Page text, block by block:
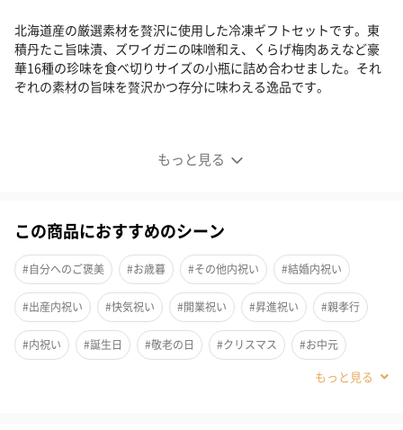
もっと見る
北海道産の厳選素材を贅沢に使用した冷凍ギフトセットです。東
積丹たこ旨味漬、ズワイガニの味噌和え、くらげ梅肉あえなど豪
華16種の珍味を食べ切りサイズの小瓶に詰め合わせました。それ
ぞれの素材の旨味を贅沢かつ存分に味わえる逸品です。
一品ごとに厳選素材を使用し、旨味を追求した贅沢な宝珠の逸
見た目の美しさはもちろん、お口の中に広がる感動と美しさをぜ
ひご堪能ください。
この商品におすすめのシーン
#自分へのご褒美 #お歳暮 #その他内祝い #結婚内祝い
#出産内祝い #快気祝い #開業祝い #昇進祝い #親孝行
#内祝い #誕生日 #敬老の日 #クリスマス #お中元
#母の日